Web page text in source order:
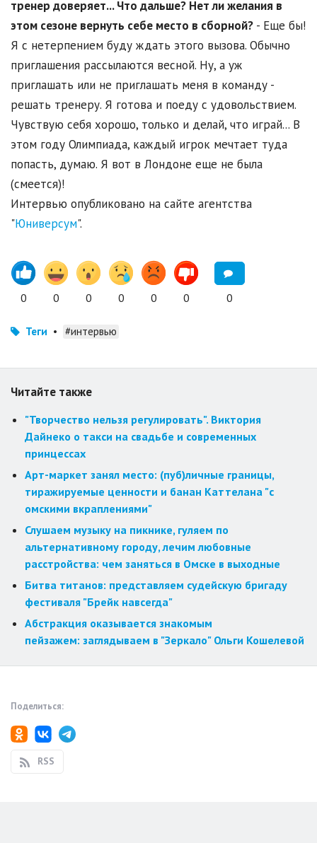
тренер доверяет... Что дальше? Нет ли желания в
этом сезоне вернуть себе место в сборной? - Еще бы!
Я с нетерпением буду ждать этого вызова. Обычно
приглашения рассылаются весной. Ну, а уж
приглашать или не приглашать меня в команду -
решать тренеру. Я готова и поеду с удовольствием.
Чувствую себя хорошо, только и делай, что играй... В
этом году Олимпиада, каждый игрок мечтает туда
попасть, думаю. Я вот в Лондоне еще не была
(смеется)!
Интервью опубликовано на сайте агентства
"Юниверсум".
0 0 0 0 0 0 0
Теги • #интервью
Читайте также
"Творчество нельзя регулировать". Виктория
Дайнеко о такси на свадьбе и современных
принцессах
Арт-маркет занял место: (пуб)личные границы,
тиражируемые ценности и банан Каттелана "с
омскими вкраплениями"
Слушаем музыку на пикнике, гуляем по
альтернативному городу, лечим любовные
расстройства: чем заняться в Омске в выходные
Битва титанов: представляем судейскую бригаду
фестиваля "Брейк навсегда"
Абстракция оказывается знакомым
пейзажем: заглядываем в "Зеркало" Ольги Кошелевой
Поделиться:
RSS